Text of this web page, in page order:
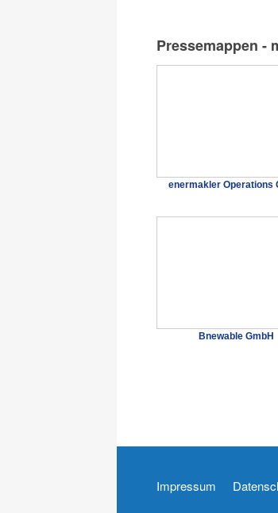
Pressemappen -
enermakler Operations
Bnewable GmbH
Impressum